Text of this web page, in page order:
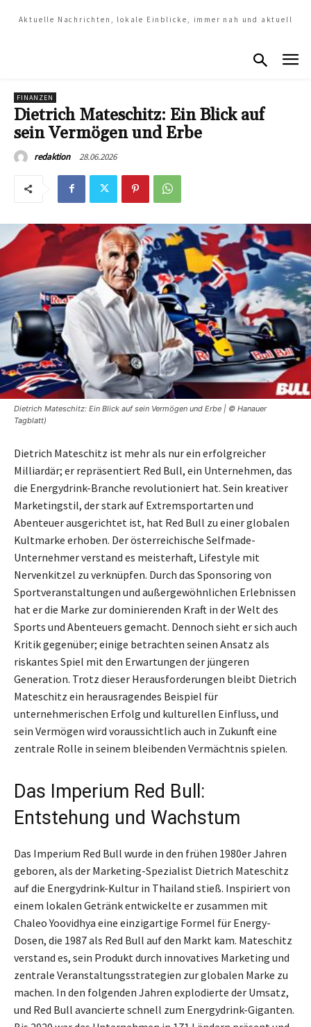
Aktuelle Nachrichten, lokale Einblicke, immer nah und aktuell
FINANZEN
Dietrich Mateschitz: Ein Blick auf
sein Vermögen und Erbe
redaktion 28.06.2026
Dietrich Mateschitz: Ein Blick auf sein Vermögen und Erbe | © Hanauer
Tagblatt)
Dietrich Mateschitz ist mehr als nur ein erfolgreicher
Milliardär; er repräsentiert Red Bull, ein Unternehmen, das
die Energydrink-Branche revolutioniert hat. Sein kreativer
Marketingstil, der stark auf Extremsportarten und
Abenteuer ausgerichtet ist, hat Red Bull zu einer globalen
Kultmarke erhoben. Der österreichische Selfmade-
Unternehmer verstand es meisterhaft, Lifestyle mit
Nervenkitzel zu verknüpfen. Durch das Sponsoring von
Sportveranstaltungen und außergewöhnlichen Erlebnissen
hat er die Marke zur dominierenden Kraft in der Welt des
Sports und Abenteuers gemacht. Dennoch sieht er sich auch
Kritik gegenüber; einige betrachten seinen Ansatz als
riskantes Spiel mit den Erwartungen der jüngeren
Generation. Trotz dieser Herausforderungen bleibt Dietrich
Mateschitz ein herausragendes Beispiel für
unternehmerischen Erfolg und kulturellen Einfluss, und
sein Vermögen wird voraussichtlich auch in Zukunft eine
zentrale Rolle in seinem bleibenden Vermächtnis spielen.
Das Imperium Red Bull:
Entstehung und Wachstum
Das Imperium Red Bull wurde in den frühen 1980er Jahren
geboren, als der Marketing-Spezialist Dietrich Mateschitz
auf die Energydrink-Kultur in Thailand stieß. Inspiriert von
einem lokalen Getränk entwickelte er zusammen mit
Chaleo Yoovidhya eine einzigartige Formel für Energy-
Dosen, die 1987 als Red Bull auf den Markt kam. Mateschitz
verstand es, sein Produkt durch innovatives Marketing und
zentrale Veranstaltungsstrategien zur globalen Marke zu
machen. In den folgenden Jahren explodierte der Umsatz,
und Red Bull avancierte schnell zum Energydrink-Giganten.